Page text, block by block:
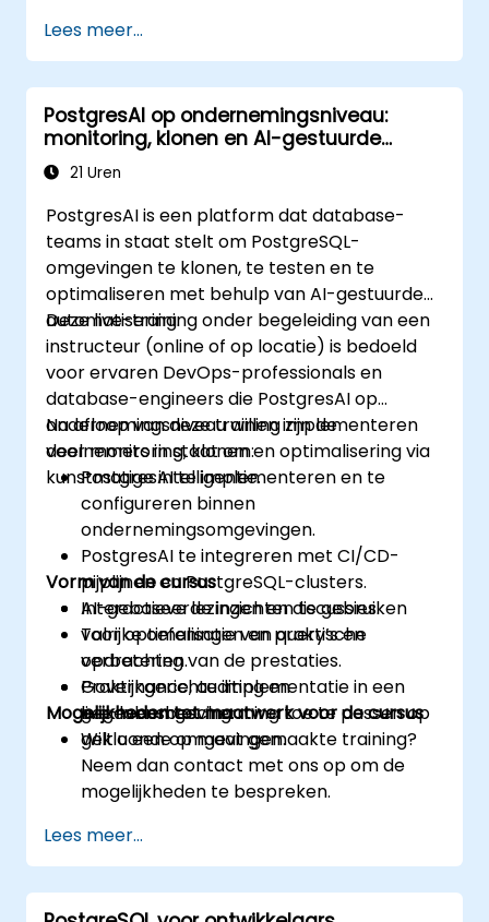
Een PostgreSQL-server repliceren en
schalen.
Lees meer...
PostgresAI op ondernemingsniveau:
monitoring, klonen en AI-gestuurde
bewerkingen
21 Uren
PostgresAI is een platform dat database-
teams in staat stelt om PostgreSQL-
omgevingen te klonen, te testen en te
optimaliseren met behulp van AI-gestuurde
automatisering.
Deze live-training onder begeleiding van een
instructeur (online of op locatie) is bedoeld
voor ervaren DevOps-professionals en
database-engineers die PostgresAI op
ondernemingsniveau willen implementeren
voor monitoring, klonen en optimalisering via
kunstmatige intelligentie.
Na afloop van deze training zijn de
deelnemers in staat om:
PostgresAI te implementeren en te
configureren binnen
ondernemingsomgevingen.
PostgresAI te integreren met CI/CD-
pijplijnen en PostgreSQL-clusters.
AI-gebaseerde inzichten te gebruiken
voor optimalisatie van query’s en
verbetering van de prestaties.
Governance, auditing en
gegevensbescherming toe te passen op
gekloonde omgevingen.
Vorm van de cursus
Interactieve lezingen en discussies.
Talrijke oefeningen en praktische
opdrachten.
Praktijkgerichte implementatie in een
live-labomgeving.
Mogelijkheden tot maatwerk voor de cursus
Wilt u een op maat gemaakte training?
Neem dan contact met ons op om de
mogelijkheden te bespreken.
Lees meer...